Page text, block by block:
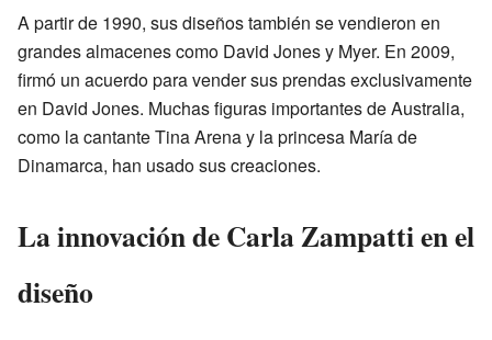
A partir de 1990, sus diseños también se vendieron en
grandes almacenes como David Jones y Myer. En 2009,
firmó un acuerdo para vender sus prendas exclusivamente
en David Jones. Muchas figuras importantes de Australia,
como la cantante Tina Arena y la princesa María de
Dinamarca, han usado sus creaciones.
La innovación de Carla Zampatti en el
diseño